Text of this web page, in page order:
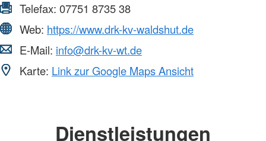
Telefax: 07751 8735 38
Web: https://www.drk-kv-waldshut.de
E-Mail: info@drk-kv-wt.de
Karte: Link zur Google Maps Ansicht
Dienstleistungen